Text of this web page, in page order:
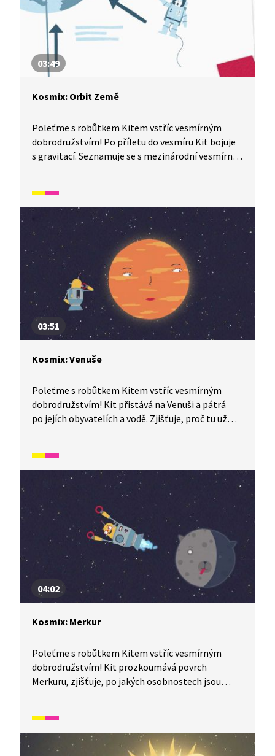
03:49
Kosmix: Orbit Země
Poleťme s robůtkem Kitem vstříc vesmírným
dobrodružstvím! Po příletu do vesmíru Kit bojuje
s gravitací. Seznamuje se s mezinárodní vesmírnou
03:51
Kosmix: Venuše
Poleťme s robůtkem Kitem vstříc vesmírným
dobrodružstvím! Kit přistává na Venuši a pátrá
po jejích obyvatelích a vodě. Zjišťuje, proč tu už
04:02
Kosmix: Merkur
Poleťme s robůtkem Kitem vstříc vesmírným
dobrodružstvím! Kit prozkoumává povrch
Merkuru, zjišťuje, po jakých osobnostech jsou
jste, že na Merkuru bychom měli narozeniny každé
čtyři měsíce?